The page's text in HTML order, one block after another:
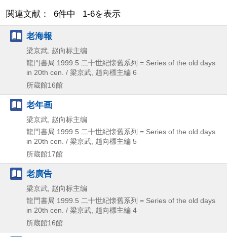
関連文献： 6件中 1-6を表示
老海報
梁京武, 赵向标主编
龍門書局 1999.5 二十世紀懐舊系列 = Series of the old days
in 20th cen. / 梁京武, 趙向標主編 6
所蔵館16館
老年画
梁京武, 赵向标主编
龍門書局 1999.5 二十世紀懐舊系列 = Series of the old days
in 20th cen. / 梁京武, 趙向標主編 5
所蔵館17館
老廣告
梁京武, 赵向标主编
龍門書局 1999.5 二十世紀懐舊系列 = Series of the old days
in 20th cen. / 梁京武, 趙向標主編 4
所蔵館16館